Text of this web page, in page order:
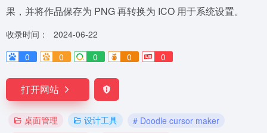
果，并将作品保存为 PNG 再转换为 ICO 用于系统设置。
收录时间：
2024-06-22
0
0 0 0 0
打开网站
桌面管理 设计工具
# Doodle cursor maker